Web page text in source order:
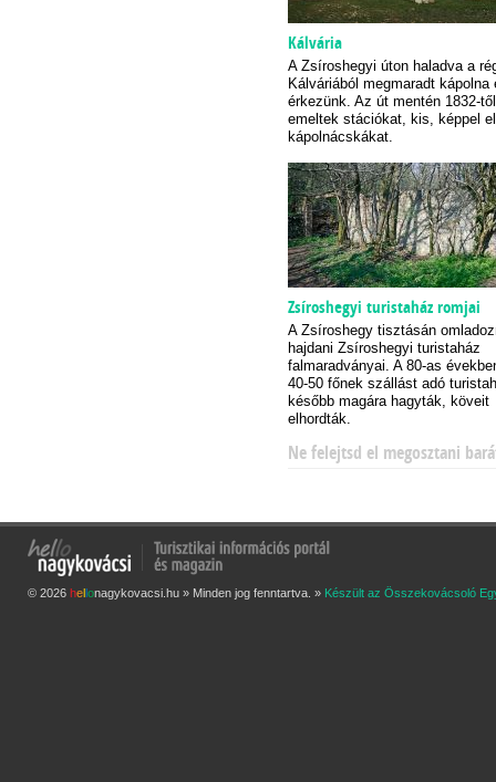
Kálvária
A Zsíroshegyi úton haladva a
Kálváriából megmaradt kápolna
érkezünk. Az út mentén 1832-től
emeltek stációkat, kis, képpel
kápolnácskákat.
Zsíroshegyi turistaház romjai
A Zsíroshegy tisztásán
hajdani Zsíroshegyi turistaház
falmaradványai. A 80-as
40-50 főnek szállást adó
később magára hagyták, köveit
elhordták.
Ne felejtsd el megosztani
© 2026 hellonagykovacsi.hu » Minden jog fenntartva. » Készült az Összekovácsoló